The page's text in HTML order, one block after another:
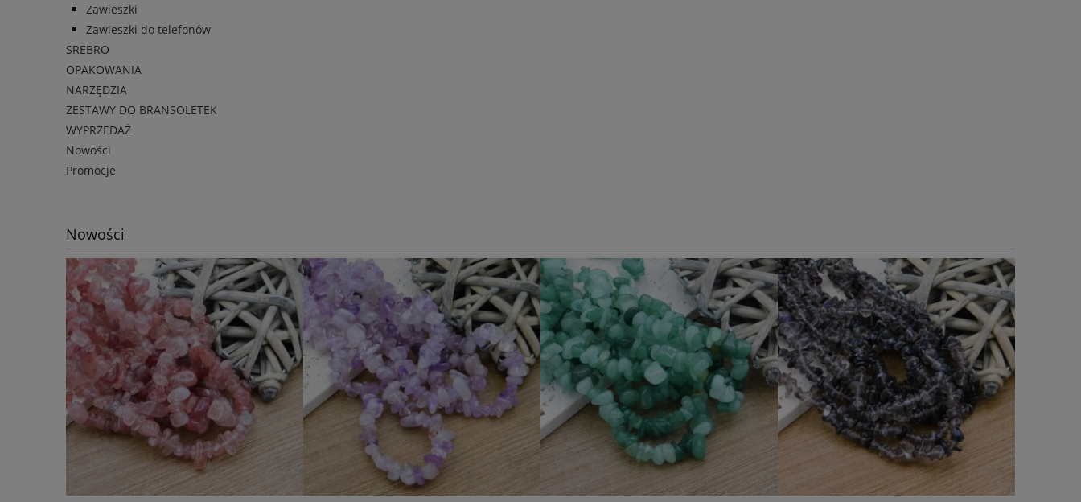
Zawieszki
Zawieszki do telefonów
SREBRO
OPAKOWANIA
NARZĘDZIA
ZESTAWY DO BRANSOLETEK
WYPRZEDAŻ
Nowości
Promocje
Nowości